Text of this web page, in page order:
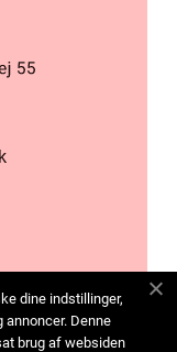
dine indstillinger,
Denne
brug af websiden